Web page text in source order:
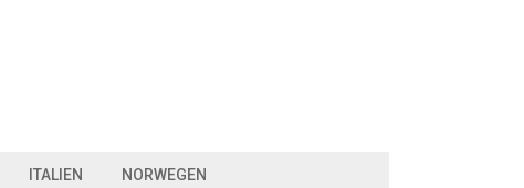
ITALIEN NORWEGEN